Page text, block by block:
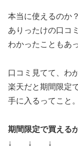
本当に使えるのか
ありったけの口コ
わかったこともあ
口コミ見てて、わ
楽天だと期間限定
手に入るってこと。
期間限定で買える
↓ ↓ ↓